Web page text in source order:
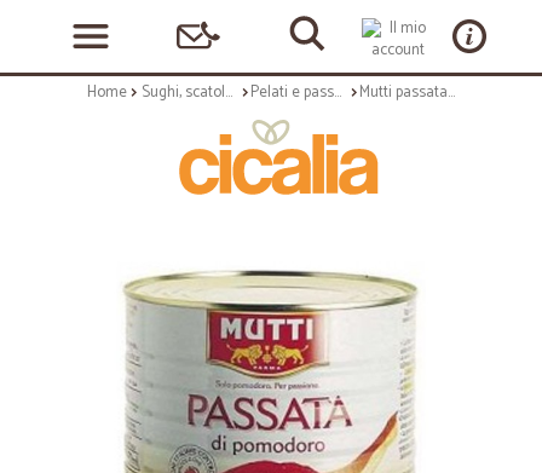
Home Sughi, scatolame e condimenti Pelati e passate, concentrati Mutti passata - kg.2,5